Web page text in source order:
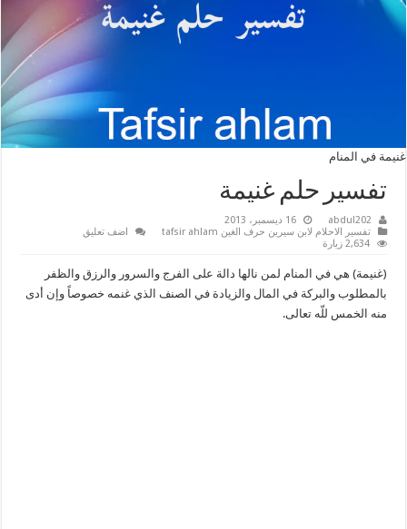
غنيمة في المنام
تفسير حلم غنيمة
abdul202
16 ديسمبر، 2013
تفسير الاحلام لابن سيرين حرف الغين tafsir ahlam
اضف تعليق
2,634 زيارة
(غنيمة) هي في المنام لمن نالها دالة على الفرج والسرور والرزق والظفر
بالمطلوب والبركة في المال والزيادة في الصنف الذي غنمه خصوصاً وإن أدى
منه الخمس للّه تعالى.